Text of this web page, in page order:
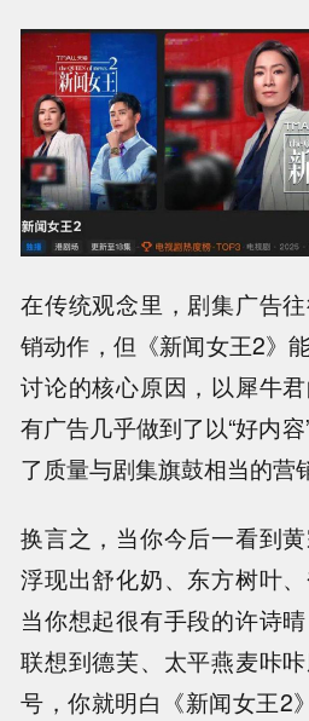
在传统观念里，剧集广告
销动作，但《新闻女王2》
讨论的核心原因，以犀牛
有广告几乎做到了以“好内
了质量与剧集旗鼓相当的营
换言之，当你今后一看到
浮现出舒化奶、东方树叶
当你想起很有手段的许诗
联想到德芙、太平燕麦咔
号，你就明白《新闻女王2